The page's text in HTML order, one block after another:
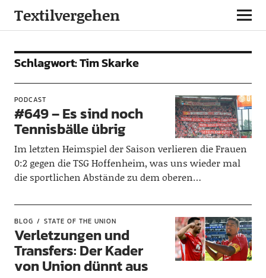
Textilvergehen
Schlagwort:Tim Skarke
PODCAST
#649 – Es sind noch
Tennisbälle übrig
Im letzten Heimspiel der Saison verlieren die Frauen
0:2 gegen die TSG Hoffenheim, was uns wieder mal
die sportlichen Abstände zu dem oberen…
BLOG STATE OF THE UNION
Verletzungen und
Transfers: Der Kader
von Union dünnt aus